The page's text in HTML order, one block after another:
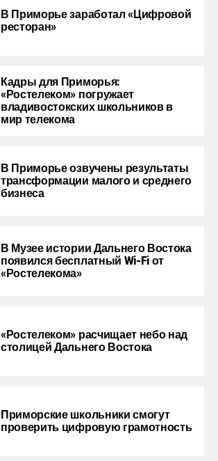
В Приморье заработал «Цифровой
ресторан»
Кадры для Приморья:
«Ростелеком» погружает
владивостокских школьников в
мир телекома
В Приморье озвучены результаты
трансформации малого и среднего
бизнеса
В Музее истории Дальнего Востока
появился бесплатный Wi-Fi от
«Ростелекома»
«Ростелеком» расчищает небо над
столицей Дальнего Востока
Приморские школьники смогут
проверить цифровую грамотность